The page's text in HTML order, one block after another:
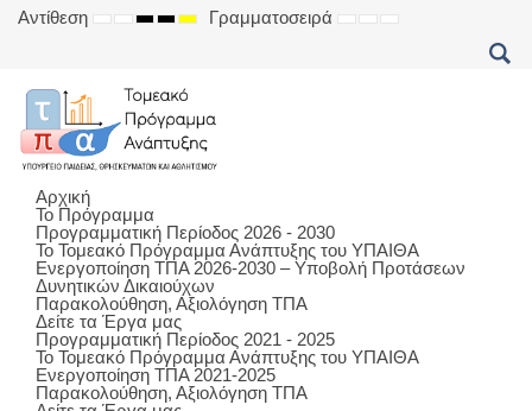
Αντίθεση
DEFAULT
NIGHT
HIGH
MODE
HIGH
MODE
HIGH
MODE
Γραμματοσειρά
SETSETSET
Αρχική
Το Πρόγραμμα
Προγραμματική Περίοδος 2026 - 2030
Το Τομεακό Πρόγραμμα Ανάπτυξης του ΥΠΑΙΘΑ
Ενεργοποίηση ΤΠΑ 2026-2030 – Υποβολή Προτάσεων
Δυνητικών Δικαιούχων
Παρακολούθηση, Αξιολόγηση ΤΠΑ
Δείτε τα Έργα μας
Προγραμματική Περίοδος 2021 - 2025
Το Τομεακό Πρόγραμμα Ανάπτυξης του ΥΠΑΙΘΑ
Ενεργοποίηση ΤΠΑ 2021-2025
Παρακολούθηση, Αξιολόγηση ΤΠΑ